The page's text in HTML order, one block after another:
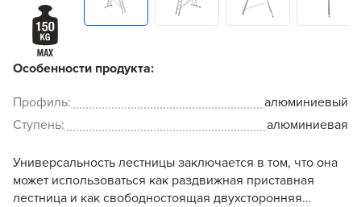
Особенности продукта:
Профиль:
алюминиевый
Ступень:
алюминиевая
Универсальность лестницы заключается в том, что она
может использоваться как раздвижная приставная
лестница и как свободностоящая двухсторонняя